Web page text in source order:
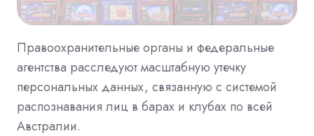
Правоохранительные органы и федеральные
агентства расследуют масштабную утечку
персональных данных, связанную с системой
распознавания лиц в барах и клубах по всей
Австралии.